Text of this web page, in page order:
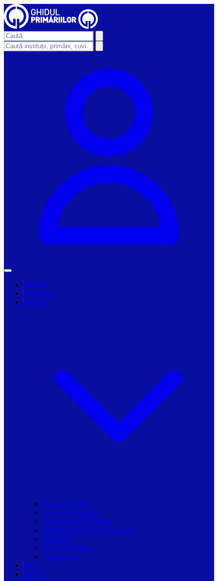
Primarii
Companii
Articole
Toate articolele
Viziune de primar
Resurse pentru primarii
Politici Urbane & Guvernanta
Dialoguri
Profil de Primar
Podcast-uri
Stiri
Oferte